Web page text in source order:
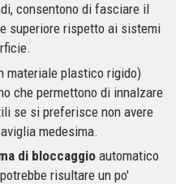
consentono di fasciare il
superiore rispetto ai sistemi
materiale plastico rigido)
che permettono di innalzare
se si preferisce non avere
medesima.
di bloccaggio automatico
risultare un po'